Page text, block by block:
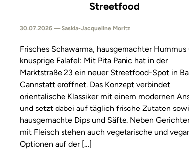
Streetfood
30.07.2026 — Saskia-Jacqueline Moritz
Frisches Schawarma, hausgemachter Hummus
knusprige Falafel: Mit Pita Panic hat in der
Marktstraße 23 ein neuer Streetfood-Spot in
Cannstatt eröffnet. Das Konzept verbindet
orientalische Klassiker mit einem modernen
und setzt dabei auf täglich frische Zutaten
hausgemachte Dips und Säfte. Neben
mit Fleisch stehen auch vegetarische und
Optionen auf der […]